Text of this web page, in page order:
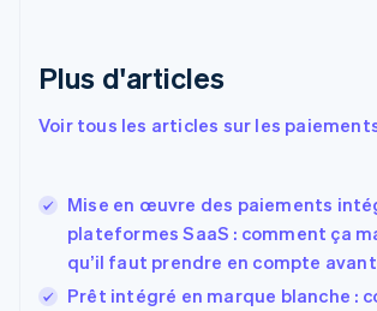
Plus d'articles
Voir tous les articles sur les
Mise en œuvre des paiements
plateformes SaaS : comment ça
qu’il faut prendre en compte
Prêt intégré en marque blanche :
English
Espagne
États-Unis
EnglishEspañol简体中文
Finlande
English Svenska